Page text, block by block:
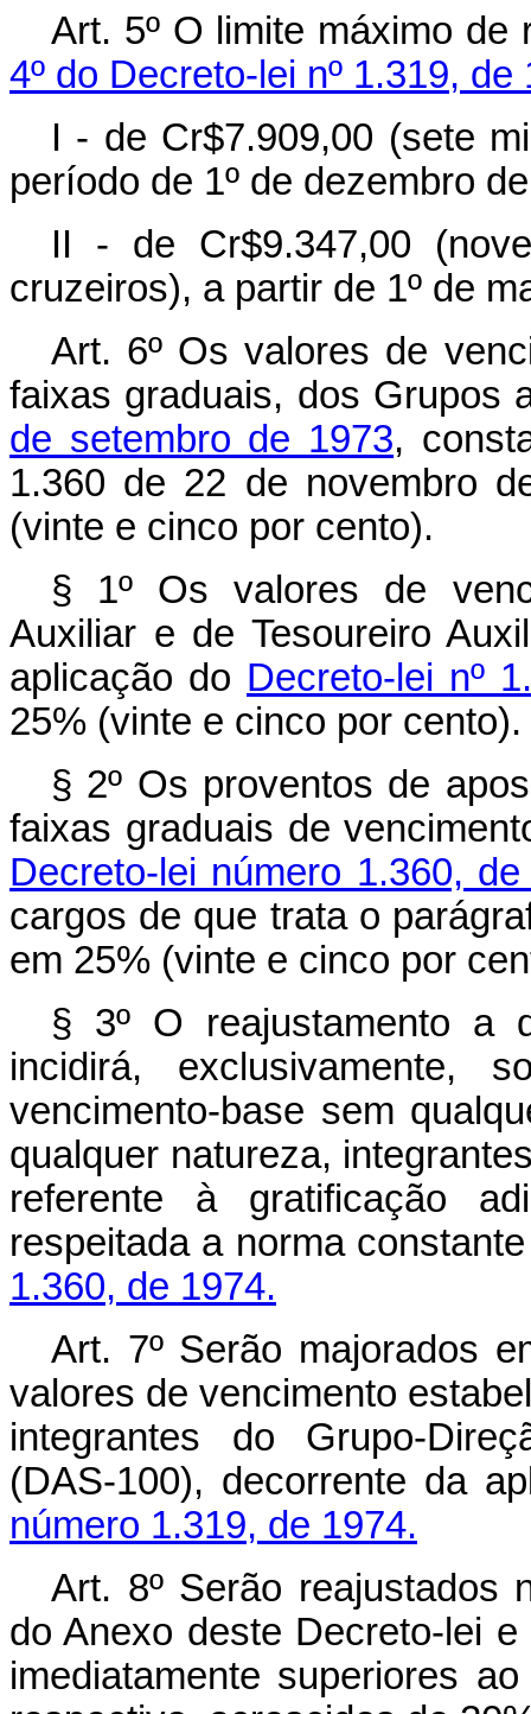
Art. 5º O limite máximo
4º do Decreto-lei nº 1.319, de
I - de Cr$7.909,00 (sete
período de 1º de dezembro
II - de Cr$9.347,00
cruzeiros), a partir de 1º de
Art. 6º Os valores de
faixas graduais, dos Grupos
de setembro de 1973,
1.360 de 22 de novembro
(vinte e cinco por cento).
§ 1º Os valores de
Auxiliar e de Tesoureiro
aplicação do Decreto-lei nº
25% (vinte e cinco por cento).
§ 2º Os proventos de
faixas graduais de
Decreto-lei número 1.360,
cargos de que trata o
em 25% (vinte e cinco por
§ 3º O reajustamento a
incidirá, exclusivamente,
vencimento-base sem
qualquer natureza,
referente à gratificação
respeitada a norma
1.360, de 1974.
Art. 7º Serão majorados
valores de vencimento
integrantes do Grupo-
(DAS-100), decorrente da
número 1.319, de 1974.
Art. 8º Serão reajustados
do Anexo deste Decreto-lei
imediatamente superiores